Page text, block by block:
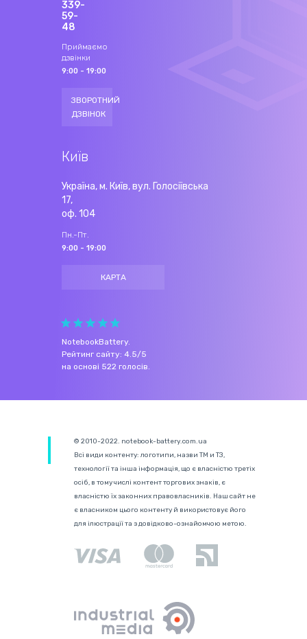
339-
59-
48
Приймаємо
дзвінки
9:00 - 19:00
ЗВОРОТНИЙ
ДЗВІНОК
Київ
Україна, м. Київ, вул. Голосіївська
17,
оф. 104
Пн.-Пт.
9:00 - 19:00
КАРТА
NotebookBattery.
Рейтинг сайту: 4.5/5
на основі 522 голосів.
© 2010-2022. notebook-battery.com.ua
Всі види контенту: логотипи, назви ТМ и ТЗ,
технології та інша інформація, що є власністю третіх
осіб, в тому числі контент торгових знаків, є
власністю їх законних правовласників. Наш сайт не
є власником цього контенту й використовує його
для ілюстрації та з довідково-ознайомчою метою.